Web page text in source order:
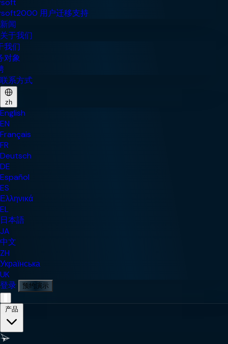
新闻
关于我们
联系方式
zh
English
EN
Français
FR
Deutsch
DE
Español
ES
Ελληνικά
EL
日本語
JA
中文
ZH
Українська
UK
登录
预约演示
移动导航菜单
产品